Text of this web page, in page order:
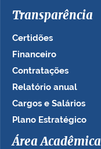
Transparência
Certidões
Financeiro
Contratações
Relatório anual
Cargos e Salários
Plano Estratégico
Área Acadêmica